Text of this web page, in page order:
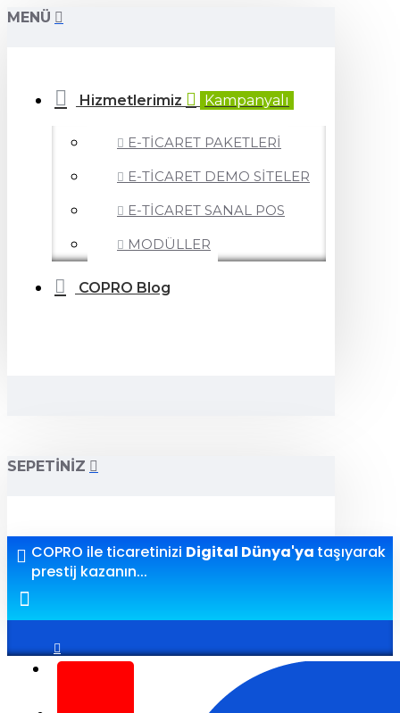
MENÜ
Hizmetlerimiz Kampanyalı
E-TİCARET PAKETLERİ
E-TİCARET DEMO SİTELER
E-TİCARET SANAL POS
MODÜLLER
COPRO Blog
SEPETINIZ
COPRO ile ticaretinizi Digital Dünya'ya taşıyarak
prestij kazanın...
Giriş yap